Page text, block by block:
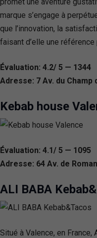
promet une aventure
marque s’engage à
que l’innovation, la
faisant d’elle une
Évaluation: 4.2/ 5 — 1344
Adresse: 7 Av. du Champ
Kebab house
Évaluation: 4.1/ 5 — 1095
Adresse: 64 Av. de
ALI BABA
Situé à Valence, en